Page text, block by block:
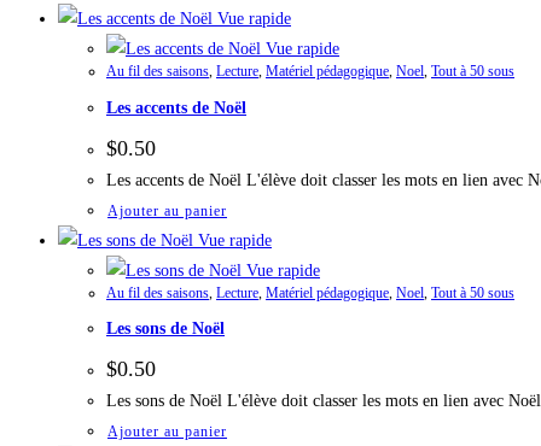
Vue rapide
Vue rapide
Au fil des saisons, Lecture, Matériel pédagogique, Noel, Tout à 50 sous
Les accents de Noël
$0.50
Les accents de Noël L'élève doit classer les mots en lien
Ajouter au panier
Vue rapide
Vue rapide
Au fil des saisons Lecture Matériel pédagogique Noel Tout à 50 sous
Les sons de Noël
$0.50
Les sons de Noël L'élève doit classer les mots en lien avec
Ajouter au panier